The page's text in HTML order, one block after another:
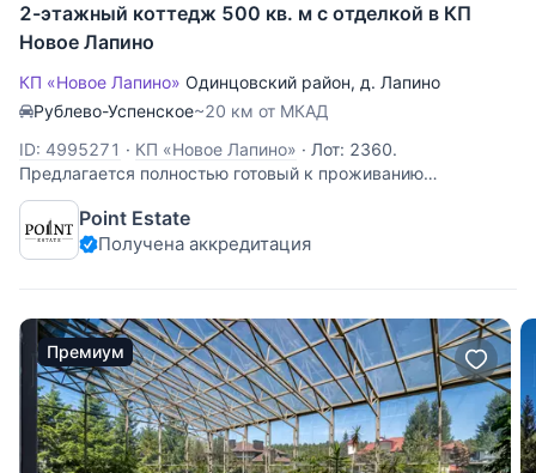
2-этажный коттедж 500 кв. м с отделкой в КП
Новое Лапино
КП «Новое Лапино» Одинцовский район, д. Лапино
Рублево-Успенское~20 км от МКАД
ID: 4995271 · КП «Новое Лапино» · Лот: 2360.
Предлагается полностью готовый к проживанию
загородный дом 500 кв.м., расположенный в приватной
части охраняемого коттеджного поселка "Новое Лапино" в
непосредственной близости от спортивного комплекса
Point Estate
Получена аккредитация
Премиум